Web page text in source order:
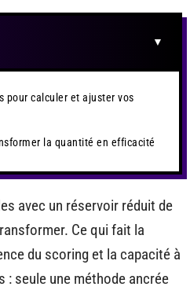
pour calculer et ajuster vos
la quantité en efficacité
avec un réservoir réduit de
Ce qui fait la
du scoring et la capacité à
seule une méthode ancrée